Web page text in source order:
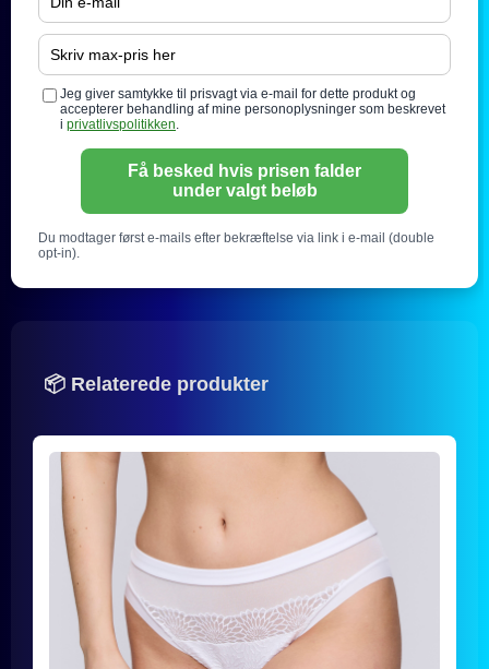
Jeg giver samtykke til prisvagt via e-mail for dette produkt og
accepterer behandling af mine personoplysninger som beskrevet
i privatlivspolitikken.
Få besked hvis prisen falder
under valgt beløb
Du modtager først e-mails efter bekræftelse via link i e-mail (double
opt-in).
📦 Relaterede produkter